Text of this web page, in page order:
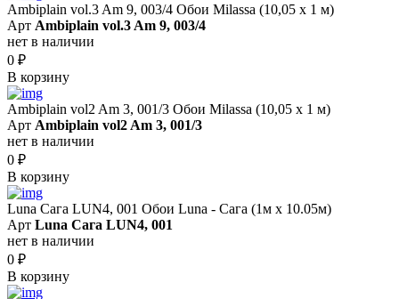
Ambiplain vol.3 Am 9, 003/4 Обои Milassa (10,05 х 1 м)
Арт Ambiplain vol.3 Am 9, 003/4
нет в наличии
0 ₽
В корзину
Ambiplain vol2 Am 3, 001/3 Обои Milassa (10,05 х 1 м)
Арт Ambiplain vol2 Am 3, 001/3
нет в наличии
0 ₽
В корзину
Luna Сага LUN4, 001 Обои Luna - Сага (1м х 10.05м)
Арт Luna Сага LUN4, 001
нет в наличии
0 ₽
В корзину